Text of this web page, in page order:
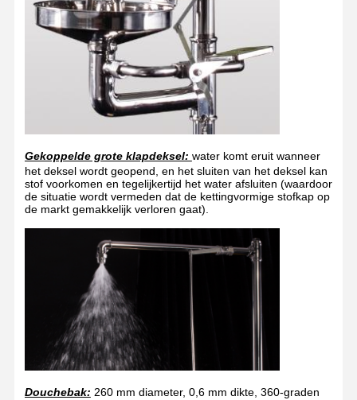
Gekoppelde grote klapdeksel: water komt eruit wanneer
het deksel wordt geopend, en het sluiten van het deksel kan
stof voorkomen en tegelijkertijd het water afsluiten (waardoor
de situatie wordt vermeden dat de kettingvormige stofkap op
de markt gemakkelijk verloren gaat).
Douchebak: 260 mm diameter, 0,6 mm dikte, 360-graden